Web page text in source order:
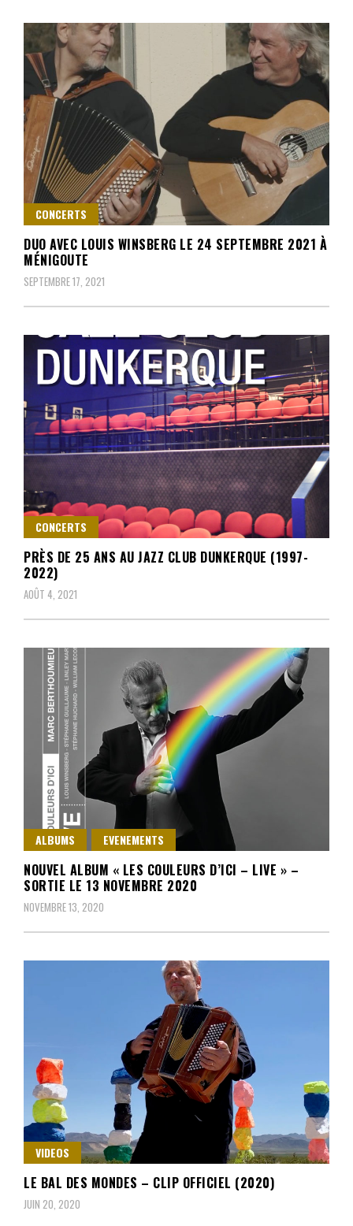
CONCERTS
DUO AVEC LOUIS WINSBERG LE 24 SEPTEMBRE 2021 À
MÉNIGOUTE
SEPTEMBRE 17, 2021
CONCERTS
PRÈS DE 25 ANS AU JAZZ CLUB DUNKERQUE (1997-
2022)
AOÛT 4, 2021
ALBUMS EVENEMENTS
NOUVEL ALBUM « LES COULEURS D’ICI – LIVE » –
SORTIE LE 13 NOVEMBRE 2020
NOVEMBRE 13, 2020
VIDEOS
LE BAL DES MONDES – CLIP OFFICIEL (2020)
JUIN 20, 2020